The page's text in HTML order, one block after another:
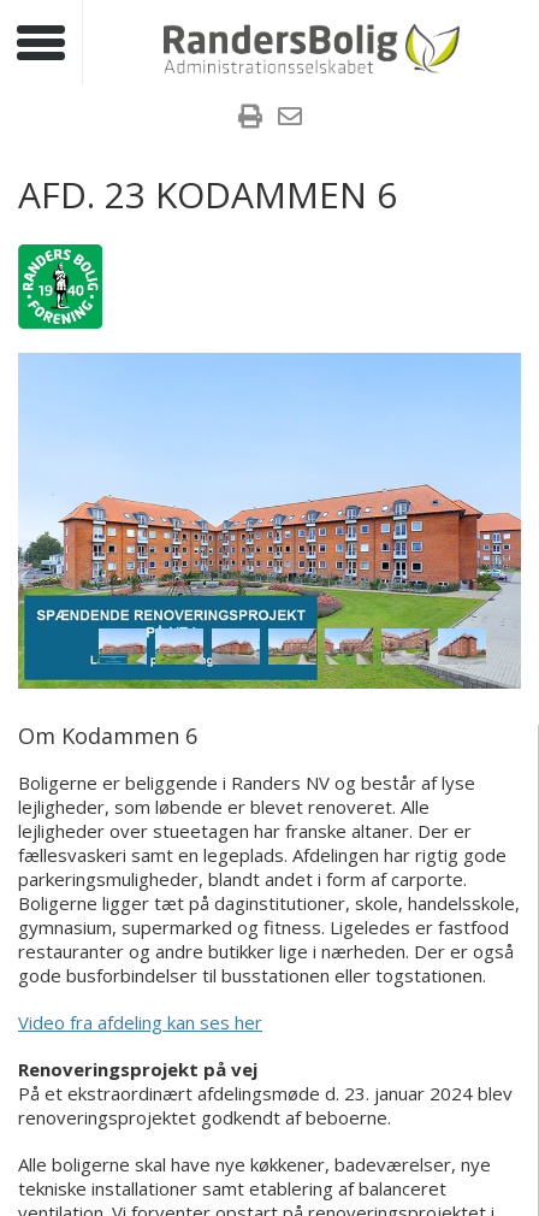
Toggle navigation
AFD. 23 KODAMMEN 6
Om Kodammen 6
Boligerne er beliggende i Randers NV og består af lyse
lejligheder, som løbende er blevet renoveret. Alle
lejligheder over stueetagen har franske altaner. Der er
fællesvaskeri samt en legeplads. Afdelingen har rigtig gode
parkeringsmuligheder, blandt andet i form af carporte.
Boligerne ligger tæt på daginstitutioner, skole, handelsskole,
gymnasium, supermarked og fitness. Ligeledes er fastfood
restauranter og andre butikker lige i nærheden. Der er også
gode busforbindelser til busstationen eller togstationen.
Video fra afdeling kan ses her
Renoveringsprojekt på vej
På et ekstraordinært afdelingsmøde d. 23. januar 2024 blev
renoveringsprojektet godkendt af beboerne.
Alle boligerne skal have nye køkkener, badeværelser, nye
tekniske installationer samt etablering af balanceret